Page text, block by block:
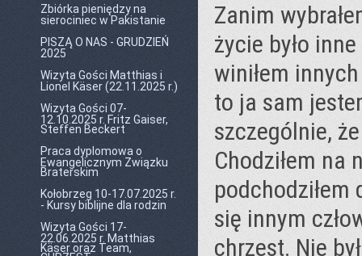
Zbiórka pieniędzy na
sierociniec w Pakistanie
PISZĄ O NAS - GRUDZIEŃ
2025
Wizyta Gości Matthias i
Lionel Käser (22.11.2025 r.)
Wizyta Gości 07-
12.10.2025 r. Fritz Gaiser,
Steffen Beckert
Praca dyplomowa o
Ewangelicznym Związku
Braterskim
Kołobrzeg 10-17.07.2025 r.
- Kursy biblijne dla rodzin
Wizyta Gości 17-
22.06.2025 r. Matthias
Käser oraz Team,
Zanim
życie było
winiłem
to ja sam
szczególnie,
Chodziłem na
podchodziłem
się innym
chrzest. Nie